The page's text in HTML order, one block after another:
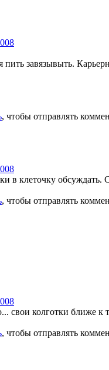
завязывыть.
, чтобы отправлять
в клеточку
, чтобы отправлять
свои колготки ближе к
, чтобы отправлять